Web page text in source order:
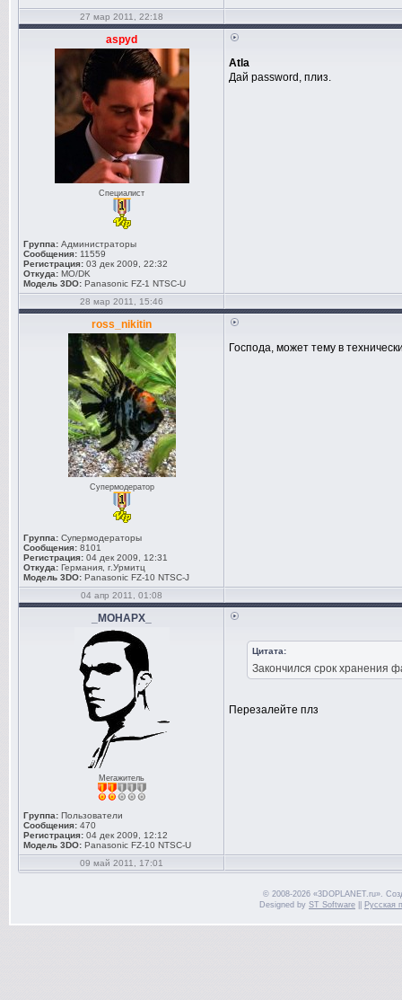
27 мар 2011, 22:18
aspyd
Специалист
Группа: Администраторы
Сообщения: 11559
Регистрация: 03 дек 2009, 22:32
Откуда: MO/DK
Модель 3DO: Panasonic FZ-1 NTSC-U
Atla
Дай password, плиз.
28 мар 2011, 15:46
ross_nikitin
Супермодератор
Группа: Супермодераторы
Сообщения: 8101
Регистрация: 04 дек 2009, 12:31
Откуда: Германия, г.Урмитц
Модель 3DO: Panasonic FZ-10 NTSC-J
Господа, может тему в
04 апр 2011, 01:08
_MOHAPX_
Мегажитель
Группа: Пользователи
Сообщения: 470
Регистрация: 04 дек 2009, 12:12
Модель 3DO: Panasonic FZ-10 NTSC-U
Цитата:
Закончился срок хранения
Перезалейте плз
09 май 2011, 17:01
© 2008-2026 «3DOPLANET.ru».
Designed by ST Software Русская